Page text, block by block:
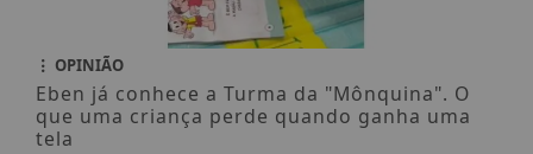
OPINIÃO
Eben já conhece a Turma da "Mônquina". O
que uma criança perde quando ganha uma
tela